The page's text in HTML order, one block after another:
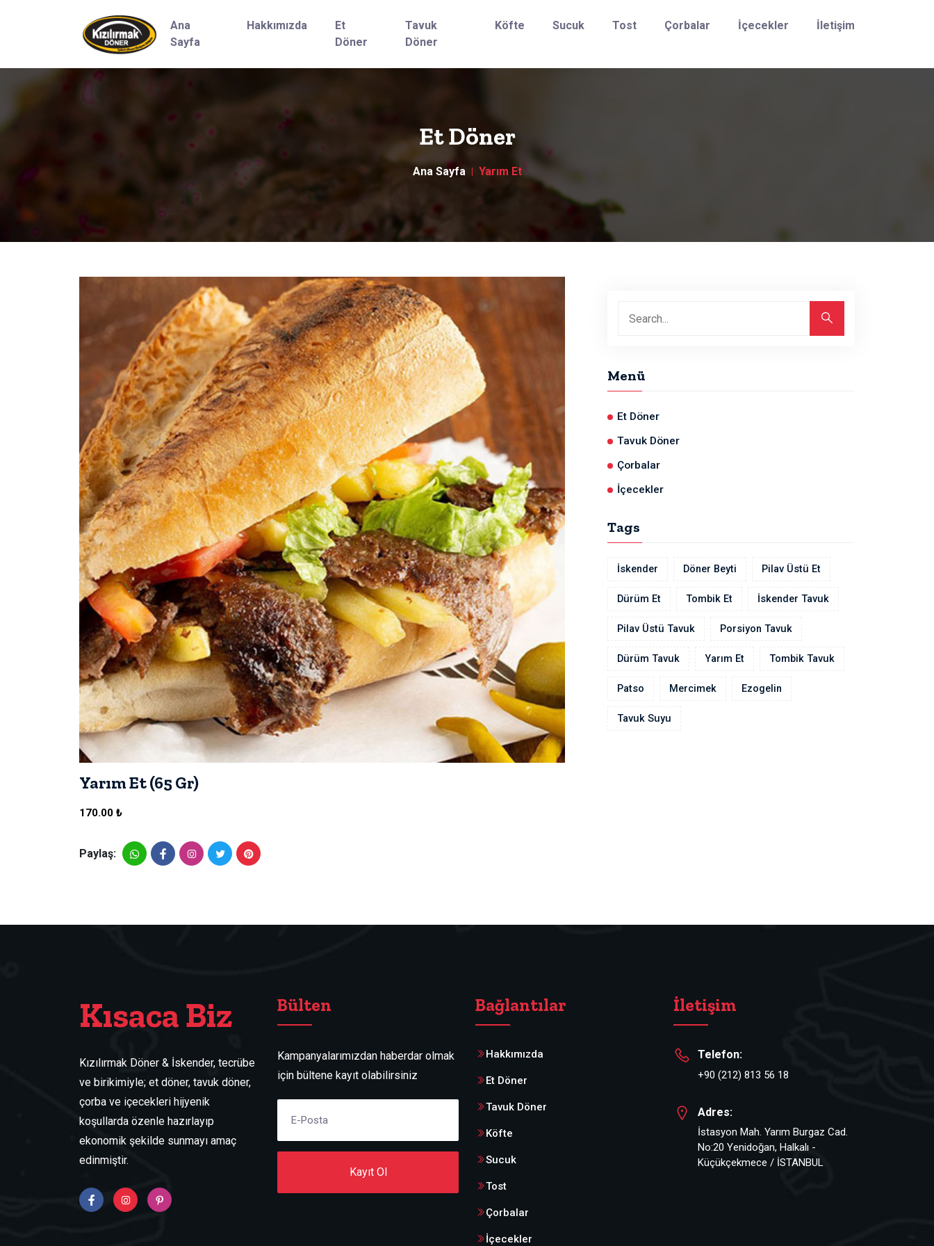
Ana
Sayfa
Hakkımızda
Et
Döner
Tavuk
Döner
Köfte Sucuk Tost Çorbalar İçecekler İletişim
Et Döner
Ana Sayfa Yarım Et
Yarım Et (65 Gr)
170.00 ₺
Paylaş:
Menü
Et Döner
Tavuk Döner
Çorbalar
İçecekler
Tags
İskender Döner Beyti Pilav Üstü Et
Dürüm Et Tombik Et İskender Tavuk
Pilav Üstü Tavuk Porsiyon Tavuk
Dürüm Tavuk Yarım Et Tombik Tavuk
Patso Mercimek Ezogelin
Tavuk Suyu
Kısaca Biz
Kızılırmak Döner & İskender, tecrübe
ve birikimiyle; et döner, tavuk döner,
çorba ve içecekleri hijyenik
koşullarda özenle hazırlayıp
ekonomik şekilde sunmayı amaç
edinmiştir.
Bülten
Kampanyalarımızdan haberdar olmak
için bültene kayıt olabilirsiniz
Kayıt Ol
Bağlantılar
Hakkımızda
Et Döner
Tavuk Döner
Köfte
Sucuk
Tost
Çorbalar
İçecekler
İletişim
Telefon:
+90 (212) 813 56 18
Adres:
İstasyon Mah. Yarım Burgaz Cad.
No:20 Yenidoğan, Halkalı -
Küçükçekmece / İSTANBUL